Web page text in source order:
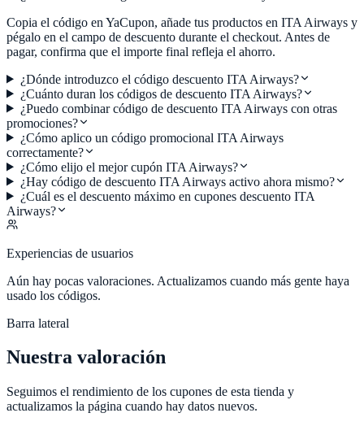
Copia el código en YaCupon, añade tus productos en ITA Airways y
pégalo en el campo de descuento durante el checkout. Antes de
pagar, confirma que el importe final refleja el ahorro.
¿Dónde introduzco el código descuento ITA Airways?
¿Cuánto duran los códigos de descuento ITA Airways?
¿Puedo combinar código de descuento ITA Airways con otras
promociones?
¿Cómo aplico un código promocional ITA Airways
correctamente?
¿Cómo elijo el mejor cupón ITA Airways?
¿Hay código de descuento ITA Airways activo ahora mismo?
¿Cuál es el descuento máximo en cupones descuento ITA
Airways?
Experiencias de usuarios
Aún hay pocas valoraciones. Actualizamos cuando más gente haya
usado los códigos.
Barra lateral
Nuestra valoración
Seguimos el rendimiento de los cupones de esta tienda y
actualizamos la página cuando hay datos nuevos.